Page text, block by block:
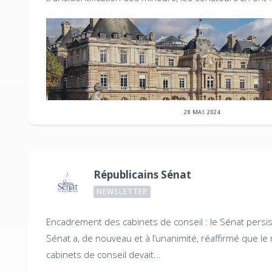
28 MAI. 2024
Républicains Sénat
NEWSLETTER
Encadrement des cabinets de conseil : le Sénat
Sénat a, de nouveau et à l’unanimité, réaffirmé que le
cabinets de conseil devait...